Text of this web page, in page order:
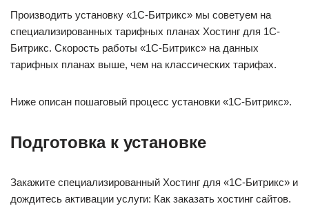
Производить установку «1C-Битрикс» мы советуем на
специализированных тарифных планах Хостинг для 1С-
Битрикс. Скорость работы «1C-Битрикс» на данных
тарифных планах выше, чем на классических тарифах.
Ниже описан пошаговый процесс установки «1C-Битрикс».
Подготовка к установке
Закажите специализированный Хостинг для «1C-Битрикс» и
дождитесь активации услуги: Как заказать хостинг сайтов.